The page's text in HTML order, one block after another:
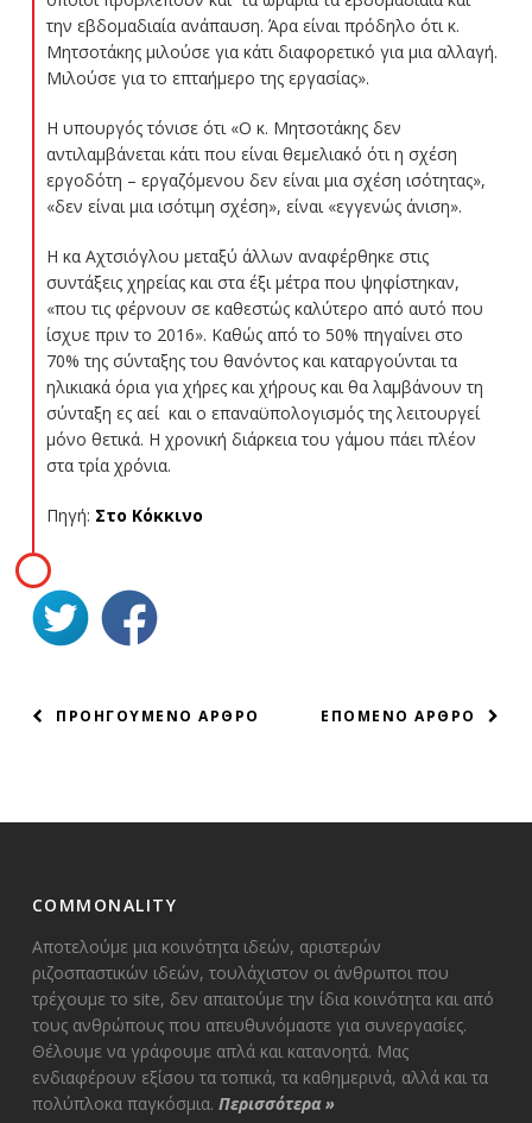
την εβδομαδιαία ανάπαυση. Άρα είναι πρόδηλο ότι κ.
Μητσοτάκης μιλούσε για κάτι διαφορετικό για μια αλλαγή.
Μιλούσε για το επταήμερο της εργασίας».
Η υπουργός τόνισε ότι «Ο κ. Μητσοτάκης δεν
αντιλαμβάνεται κάτι που είναι θεμελιακό ότι η σχέση
εργοδότη – εργαζόμενου δεν είναι μια σχέση ισότητας»,
«δεν είναι μια ισότιμη σχέση», είναι «εγγενώς άνιση».
Η κα Αχτσιόγλου μεταξύ άλλων αναφέρθηκε στις
συντάξεις χηρείας και στα έξι μέτρα που ψηφίστηκαν,
«που τις φέρνουν σε καθεστώς καλύτερο από αυτό που
ίσχυε πριν το 2016». Καθώς από το 50% πηγαίνει στο
70% της σύνταξης του θανόντος και καταργούνται τα
ηλικιακά όρια για χήρες και χήρους και θα λαμβάνουν τη
σύνταξη ες αεί και ο επαναϋπολογισμός της λειτουργεί
μόνο θετικά. Η χρονική διάρκεια του γάμου πάει πλέον
στα τρία χρόνια.
Πηγή: Στο Κόκκινο
ΠΛΟΗΓΗΣΗ
ΕΠΟΜΕΝΟ ΑΡΘΡΟ
ΠΡΟΗΓΟΥΜΕΝΟ ΑΡΘΡΟ
COMMONALITY
Αποτελούμε μια κοινότητα ιδεών, αριστερών
ριζοσπαστικών ιδεών, τουλάχιστον οι άνθρωποι που
τρέχουμε το site, δεν απαιτούμε την ίδια κοινότητα και από
τους ανθρώπους που απευθυνόμαστε για συνεργασίες.
Θέλουμε να γράφουμε απλά και κατανοητά. Μας
ενδιαφέρουν εξίσου τα τοπικά, τα καθημερινά, αλλά και τα
πολύπλοκα παγκόσμια. Περισσότερα»